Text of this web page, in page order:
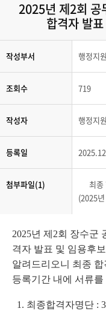
2025년 제2회 공
합격자 발
작성부서 행정지
조회수 719
작성자 행정지
등록일
첨부파일(1)
최종
(2025
2025년 제2회 장수군
격자 발표 및 임용후
알려드리오니 최종
등록기간 내에 서류
1. 최종합격자명단 :